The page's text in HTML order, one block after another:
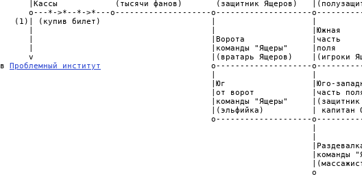
Проблемный институт